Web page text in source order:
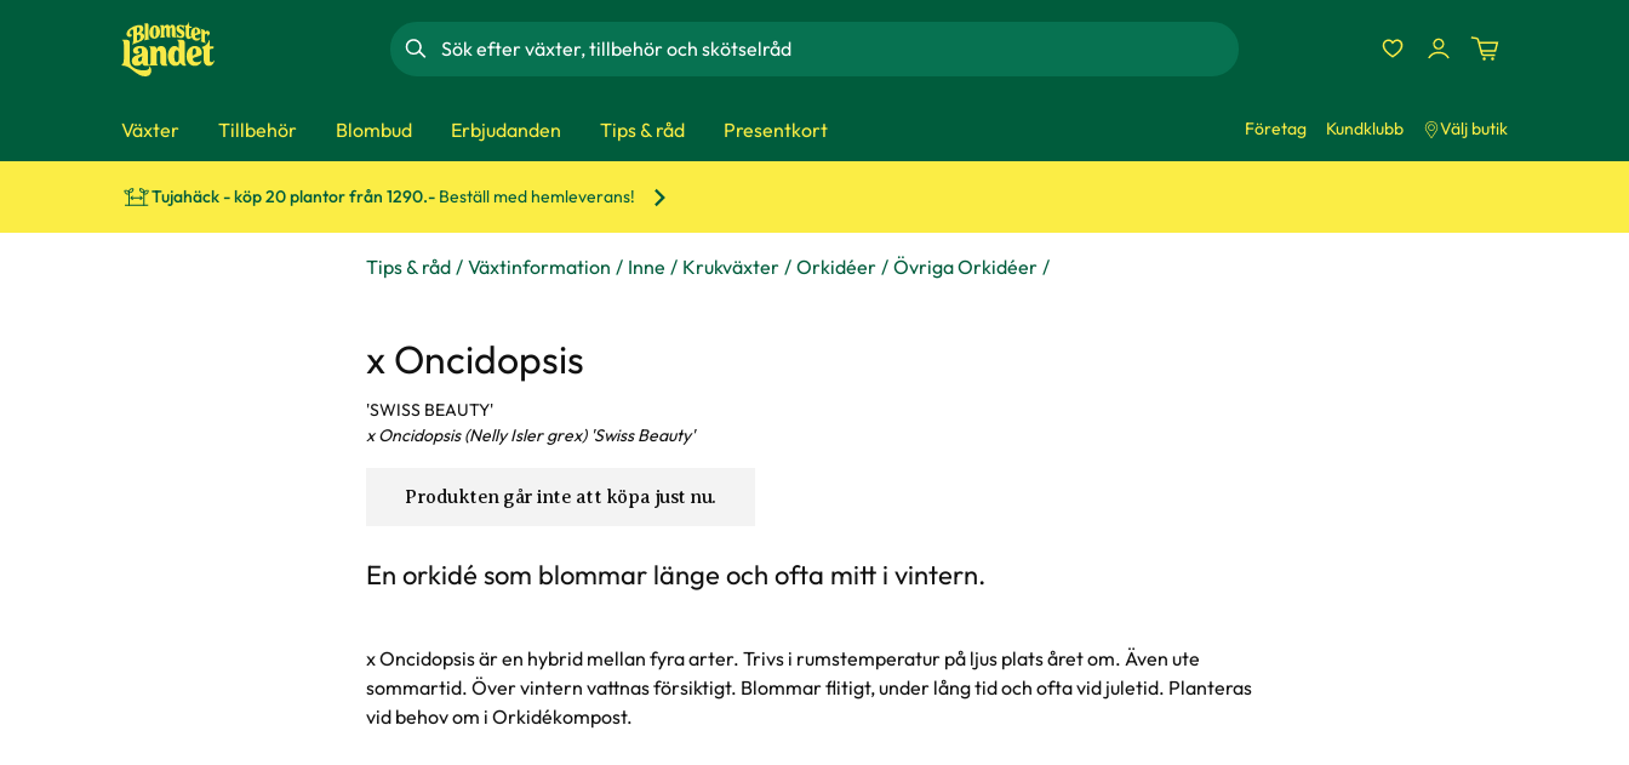
Sök
Växter Tillbehör Blombud Erbjudanden Tips & råd Presentkort Företag Kundklubb Välj butik
Tujahäck - köp 20 plantor från 1290.- Beställ med hemleverans!
Tips & råd Växtinformation Inne Krukväxter Orkidéer Övriga Orkidéer
x Oncidopsis
'SWISS BEAUTY'
x Oncidopsis (Nelly Isler grex) 'Swiss Beauty'
Produkten går inte att köpa just nu.
En orkidé som blommar länge och ofta mitt i vintern.
x Oncidopsis är en hybrid mellan fyra arter. Trivs i rumstemperatur på ljus plats året om. Även ute
sommartid. Över vintern vattnas försiktigt. Blommar flitigt, under lång tid och ofta vid juletid. Planteras
vid behov om i Orkidékompost.